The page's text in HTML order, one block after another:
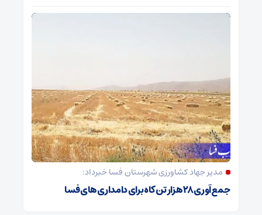
مدیر جهاد کشاورزی شهرستان فسا خبرداد:
جمع‌آوری ۲۸ هزار تن کاه برای دامداری‌های فسا